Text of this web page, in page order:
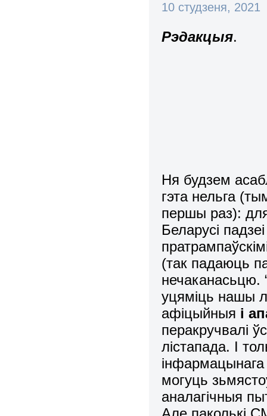
10 студзеня, 2021
Рэдакцыя.
Ня будзем
гэта нельга
першы раз):
Беларусі
(так падаюць
нечаканасьцю.
уцяміць нашы
афіцыйныя і
перакручвалі
лістапада. І
могуць
аналагічныя